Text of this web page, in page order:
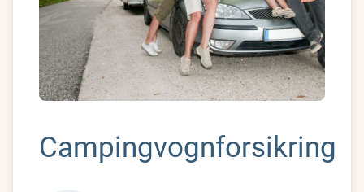
Campingvognforsikring